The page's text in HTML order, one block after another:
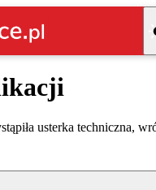
usterka techniczna,